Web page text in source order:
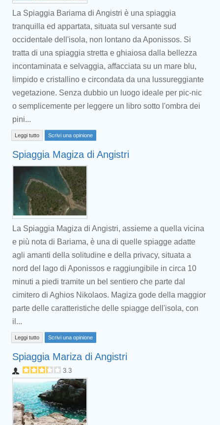
La Spiaggia Bariama di Angistri è una spiaggia
tranquilla ed appartata, situata sul versante sud
occidentale dell'isola, non lontano da Aponissos. Si
tratta di una spiaggia stretta e ghiaiosa dalla bellezza
incontaminata e selvaggia, affacciata su un mare blu,
limpido e cristallino e circondata da una lussureggiante
vegetazione. Senza dubbio un luogo ideale per pic-nic
o semplicemente per leggere un libro sotto l'ombra dei
pini...
Leggi tutto Scrivi una opinione
Spiaggia Magiza di Angistri
La Spiaggia Magiza di Angistri, assieme a quella vicina
e più nota di Bariama, è una di quelle spiagge adatte
agli amanti della solitudine e della privacy, situata a
nord del lago di Aponissos e raggiungibile in circa 10
minuti a piedi tramite un bel sentiero che parte dal
cimitero di Aghios Nikolaos. Magiza gode della maggior
parte delle caratteristiche delle spiagge dell'isola, con
il...
Leggi tutto Scrivi una opinione
Spiaggia Mariza di Angistri
3.3